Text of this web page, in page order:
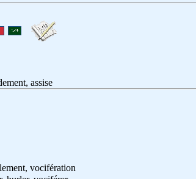
assise
vocifération